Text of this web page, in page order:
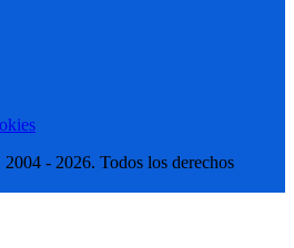
- 2026. Todos los derechos